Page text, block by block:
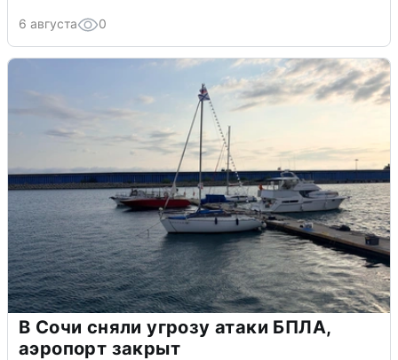
6 августа 0
В Сочи сняли угрозу атаки БПЛА,
аэропорт закрыт